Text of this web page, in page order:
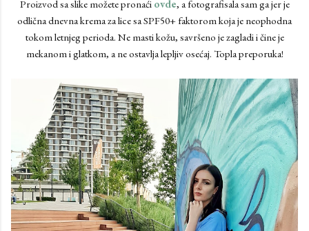
Proizvod sa slike možete pronaći ovde, a fotografisala sam ga jer je
odlična dnevna krema za lice sa SPF50+ faktorom koja je neophodna
tokom letnjeg perioda. Ne masti kožu, savršeno je zagladi i čine je
mekanom i glatkom, a ne ostavlja lepljiv osećaj. Topla preporuka!